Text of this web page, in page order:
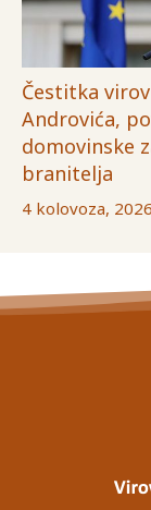
Čestitka
Androvića,
domovinske
branitelja
4 kolovoza, 2026